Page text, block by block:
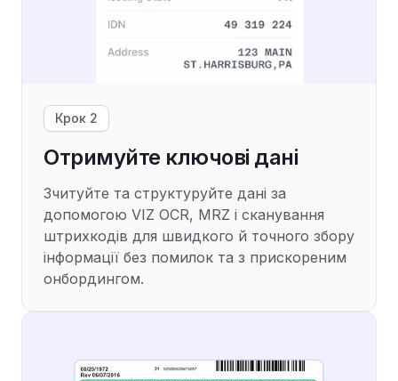
Крок 2
Отримуйте ключові дані
Зчитуйте та структуруйте дані за
допомогою VIZ OCR, MRZ і сканування
штрихкодів для швидкого й точного збору
інформації без помилок та з прискореним
онбордингом.